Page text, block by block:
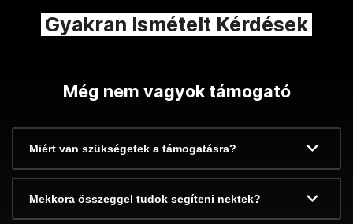
Gyakran Ismételt Kérdések
Még nem vagyok támogató
Miért van szükségetek a támogatásra?
Mekkora összeggel tudok segíteni nektek?